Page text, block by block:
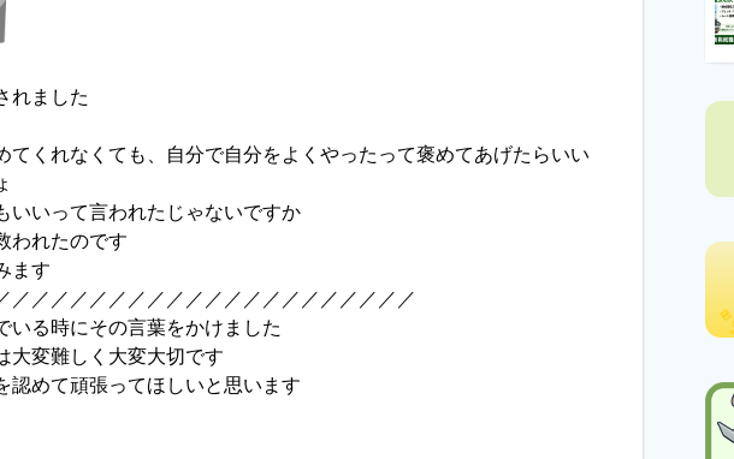
れました
てくれなくても、自分で自分をよくやったって褒めてあげたらいい
いいって言われたじゃないですか
われたのです
ます
／／／／／／／／／／／／／／／／／／／／／
いる時にその言葉をかけました
大変難しく大変大切です
認めて頑張ってほしいと思います